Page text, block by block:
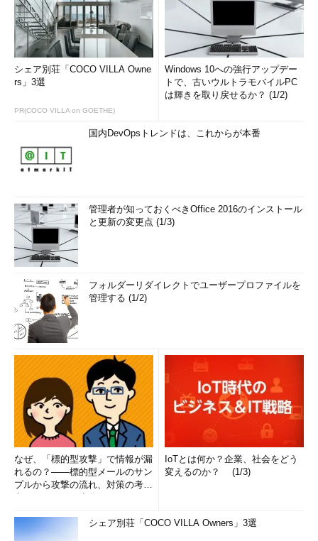
シェア別荘「COCO VILLA Owne
rs」3選
PR(COCO VILLA on GOETHE)
Windows 10への強行アップデー
トで、古いウルトラモバイルPC
は輝きを取り戻せるか？ (1/2)
国内DevOpsトレンドは、これからが本番
管理者が知っておくべきOffice 2016のインストール
と更新の変更点 (1/3)
フォルダーリダイレクトでユーザープロファイルを
管理する (1/2)
なぜ、「標的型攻撃」で情報が漏
れるの？――標的型メールのサン
プルから攻撃の流れ、対策の考え
IoTとは何か？企業、社会をどう
変えるのか？ (1/3)
シェア別荘「COCO VILLA Owners」3選